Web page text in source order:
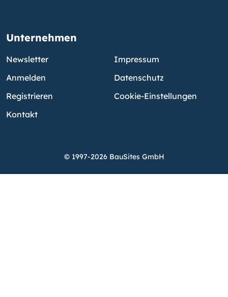
Unternehmen
Newsletter
Anmelden
Registrieren
Kontakt
Impressum
Datenschutz
Cookie-Einstellungen
© 1997-2026 BauSites GmbH